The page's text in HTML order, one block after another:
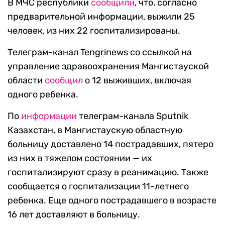
В МЧС республики сообщили, что, согласно
предварительной информации, выжили 25
человек, из них 22 госпитализированы.
Телеграм-канал Tengrinews со ссылкой на
управление здравоохранения Мангистауской
области сообщил о 12 выживших, включая
одного ребенка.
По информации телеграм-канала Sputnik
Казахстан, в Мангистаускую областную
больницу доставлено 14 пострадавших, пятеро
из них в тяжелом состоянии — их
госпитализируют сразу в реанимацию. Также
сообщается о госпитализации 11-летнего
ребенка. Еще одного пострадавшего в возрасте
16 лет доставляют в больницу.